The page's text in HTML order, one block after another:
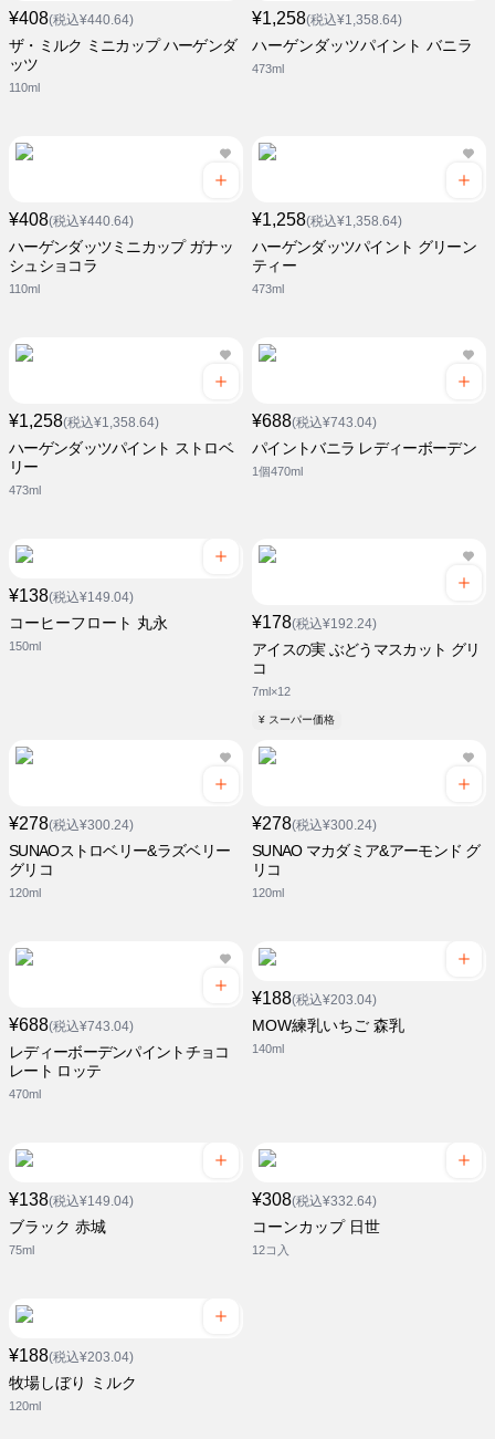
¥408(税込¥440.64)
ザ・ミルク ミニカップ ハーゲンダ
ッツ
110ml
¥1,258(税込¥1,358.64)
ハーゲンダッツパイント バニラ
473ml
¥408(税込¥440.64)
ハーゲンダッツミニカップ ガナッ
シュショコラ
110ml
¥1,258(税込¥1,358.64)
ハーゲンダッツパイント グリーン
ティー
473ml
¥1,258(税込¥1,358.64)
ハーゲンダッツパイント ストロベ
リー
473ml
¥688(税込¥743.04)
パイントバニラ レディーボーデン
1個470ml
¥138(税込¥149.04)
コーヒーフロート 丸永
150ml
¥178(税込¥192.24)
アイスの実 ぶどうマスカット グリ
コ
7ml×12
¥ スーパー価格
¥278(税込¥300.24)
SUNAOストロベリー&ラズベリー
グリコ
120ml
¥278(税込¥300.24)
SUNAO マカダミア&アーモンド グ
リコ
120ml
¥688(税込¥743.04)
レディーボーデンパイントチョコ
レート ロッテ
470ml
¥188(税込¥203.04)
MOW練乳いちご 森乳
140ml
¥138(税込¥149.04)
ブラック 赤城
75ml
¥308(税込¥332.64)
コーンカップ 日世
12コ入
¥188(税込¥203.04)
牧場しぼり ミルク
120ml